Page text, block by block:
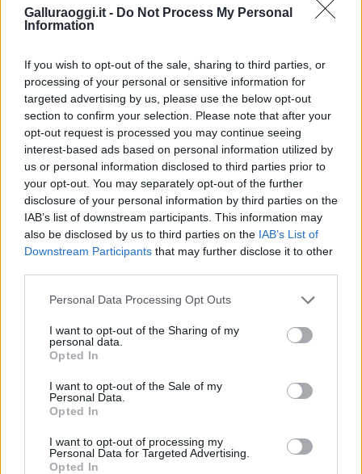
Galluraoggi.it - Do Not Process My Personal
Information
If you wish to opt-out of the sale, sharing to third parties, or
processing of your personal or sensitive information for
targeted advertising by us, please use the below opt-out
section to confirm your selection. Please note that after your
opt-out request is processed you may continue seeing
interest-based ads based on personal information utilized by
us or personal information disclosed to third parties prior to
your opt-out. You may separately opt-out of the further
disclosure of your personal information by third parties on the
IAB’s list of downstream participants. This information may
also be disclosed by us to third parties on the IAB’s List of
Downstream Participants that may further disclose it to other
Please note that this website/app uses one or more Google
not limited to your visit or usage behaviour. You may click to
grant or deny consent to Google and its third-party tags to
use your data for below specified purposes in below Google
consent section.
Personal Data Processing Opt Outs
I want to opt-out of the Sharing of my
personal data.
Opted In
I want to opt-out of the Sale of my
Personal Data.
Opted In
I want to opt-out of processing my
Personal Data for Targeted Advertising.
Opted In
Ricevi le nostre ultime news
Google News
Condividi l'articolo
F
a
ce
b
o
o
k
T
w
it
te
r
Pi
n
te
re
st
W
h
at
s
A
p
p
S
h
a
re
Articolo precedente
Prossimo articolo
NOTIZIE RECENTI
“Sul filo del discorso”: sold out ad Olbia per il
reading su Atzeni
La Maddalena, festa per i 30 anni del Diving
center di Tegge